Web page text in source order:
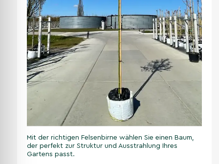
Mit der richtigen Felsenbirne wählen Sie einen Baum,
der perfekt zur Struktur und Ausstrahlung Ihres
Gartens passt.